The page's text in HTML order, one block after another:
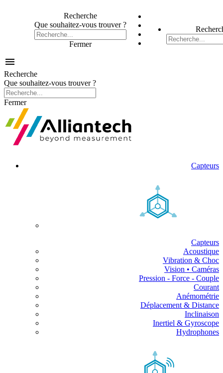
Recherche
Que souhaitez-vous trouver ?
Fermer

Recherche
Que souhaitez-vous trouver ?
Fermer
Capteurs
Capteurs
Acoustique
Vibration & Choc
Vision • Caméras
Pression - Force - Couple
Courant
Anémométrie
Déplacement & Distance
Inclinaison
Inertiel & Gyroscope
Hydrophones